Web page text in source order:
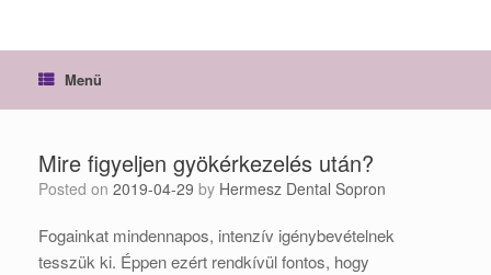
Menü
Mire figyeljen gyökérkezelés után?
Posted on 2019-04-29 by Hermesz Dental Sopron
Fogainkat mindennapos, intenzív igénybevételnek
tesszük ki. Éppen ezért rendkívül fontos, hogy